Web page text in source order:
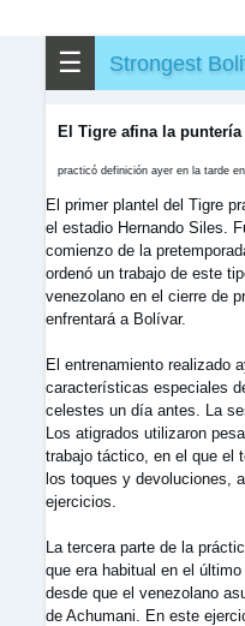
☰ Strongest
El Tigre afina la
practicó definición ayer en la tarde
El primer plantel del Tigre
el estadio Hernando Siles.
comienzo de la
ordenó un trabajo de este
venezolano en el cierre de
enfrentará a Bolívar.
El entrenamiento realizado
características especiales
celestes un día antes. La
Los atigrados utilizaron
trabajo táctico, en el que el
los toques y devoluciones,
ejercicios.
La tercera parte de la
que era habitual en el
desde que el venezolano
de Achumani. En este